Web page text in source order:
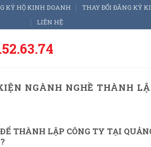
KÝ HỘ KINH DOANH THAY ĐỔI ĐĂNG KÝ
LIÊN HỆ
NGÀNH NGHỀ THÀNH
THÀNH LẬP CÔNG TY TẠI